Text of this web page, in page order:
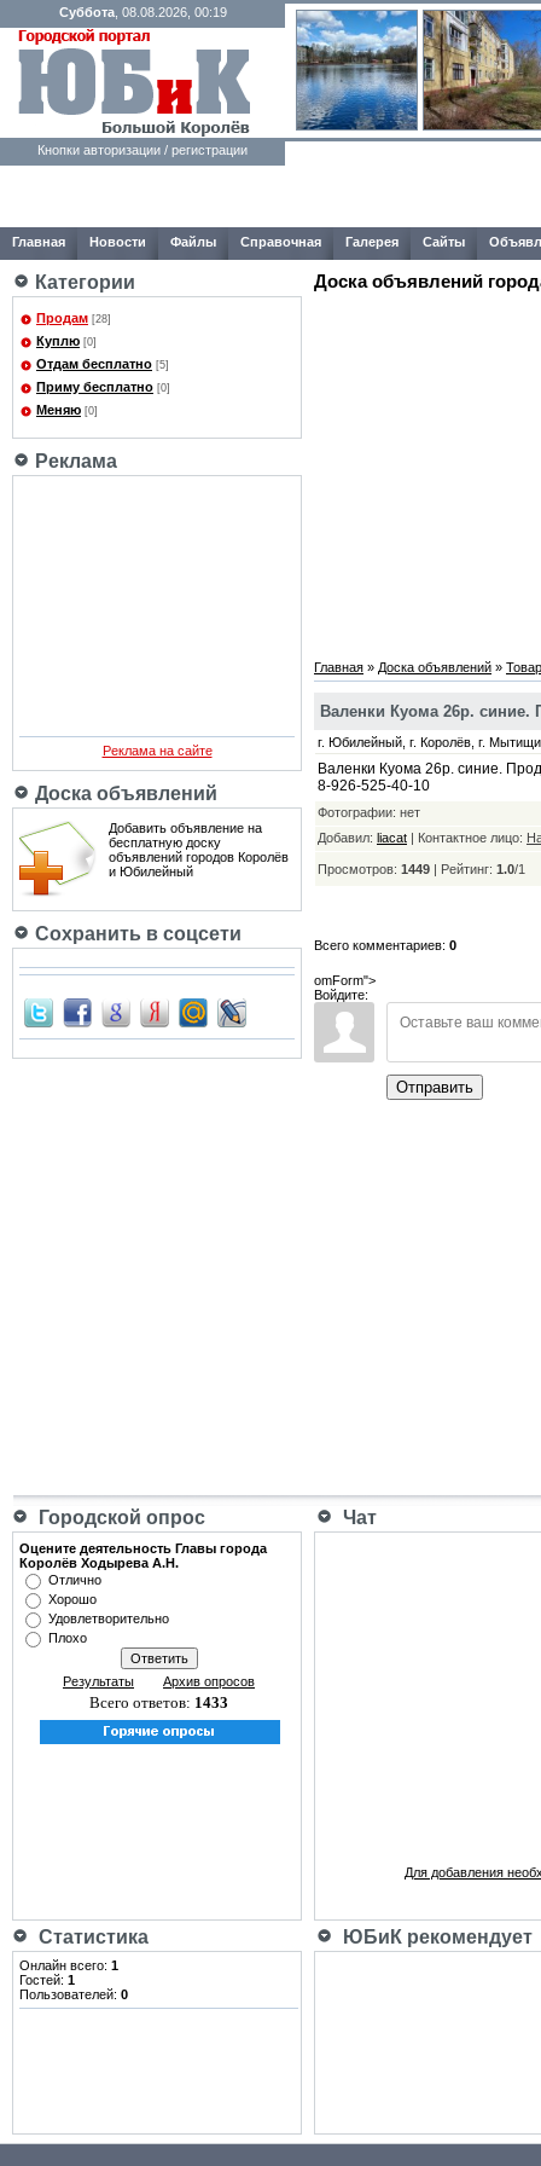
Суббота, 08.08.2026, 00:19
Кнопки авторизации / регистрации
Главная Новости Файлы Справочная Галерея Сайты
Категории
Продам [28]
Куплю [0]
Отдам бесплатно [5]
Приму бесплатно [0]
Меняю [0]
Реклама
Реклама на сайте
Доска объявлений
Добавить объявление на
бесплатную доску
объявлений городов Королёв
и Юбилейный
Сохранить в соцсети
Доска объявлений
Главная » Доска объявлений »
Валенки Куома 26р. синие.
г. Юбилейный, г. Королёв, г.
Валенки Куома 26р. синие.
8-926-525-40-10
Фотографии: нет
Добавил: liacat | Контактное лицо:
Просмотров: 1449 | Рейтинг: 1.0/1
Всего комментариев: 0
omForm">
Войдите:
Отправить
Городской опрос Чат
Оцените деятельность Главы города
Королёв Ходырева А.Н.
Отлично
Хорошо
Удовлетворительно
Плохо
Результаты Архив опросов
Всего ответов: 1433
Для добавления
Статистика ЮБиК рекомендует
Онлайн всего: 1
Гостей: 1
Пользователей: 0